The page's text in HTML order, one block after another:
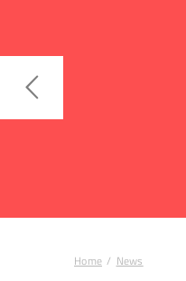
Tu sei qui:
Home News